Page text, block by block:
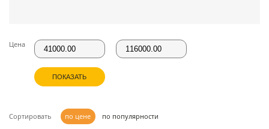
Цена
ПОКАЗАТЬ
Сортировать по цене по популярности